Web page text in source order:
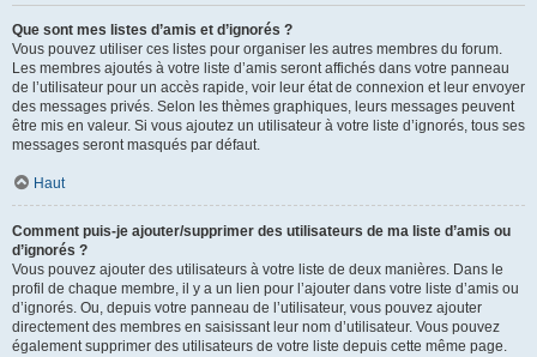
Que sont mes listes d’amis et d’ignorés ?
Vous pouvez utiliser ces listes pour organiser les autres membres du forum.
Les membres ajoutés à votre liste d’amis seront affichés dans votre panneau
de l’utilisateur pour un accès rapide, voir leur état de connexion et leur envoyer
des messages privés. Selon les thèmes graphiques, leurs messages peuvent
être mis en valeur. Si vous ajoutez un utilisateur à votre liste d’ignorés, tous ses
messages seront masqués par défaut.
Haut
Comment puis-je ajouter/supprimer des utilisateurs de ma liste d’amis ou
d’ignorés ?
Vous pouvez ajouter des utilisateurs à votre liste de deux manières. Dans le
profil de chaque membre, il y a un lien pour l’ajouter dans votre liste d’amis ou
d’ignorés. Ou, depuis votre panneau de l’utilisateur, vous pouvez ajouter
directement des membres en saisissant leur nom d’utilisateur. Vous pouvez
également supprimer des utilisateurs de votre liste depuis cette même page.